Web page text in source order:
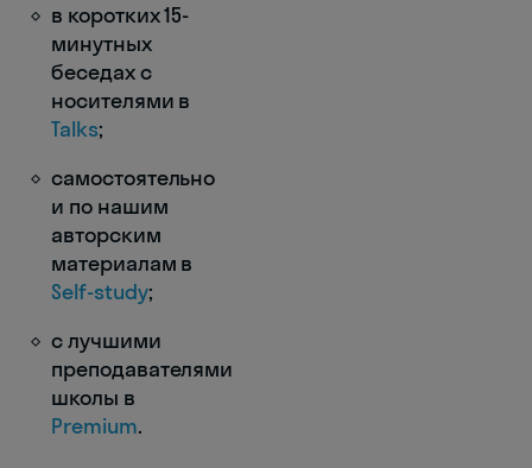
в коротких 15-
минутных
беседах с
носителями в
Talks;
самостоятельно
и по нашим
авторским
материалам в
Self-study;
с лучшими
преподавателями
школы в
Premium.